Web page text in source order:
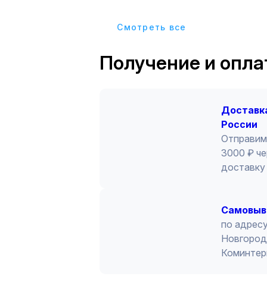
Cмотреть все
Получение и
России
3000 ₽
по